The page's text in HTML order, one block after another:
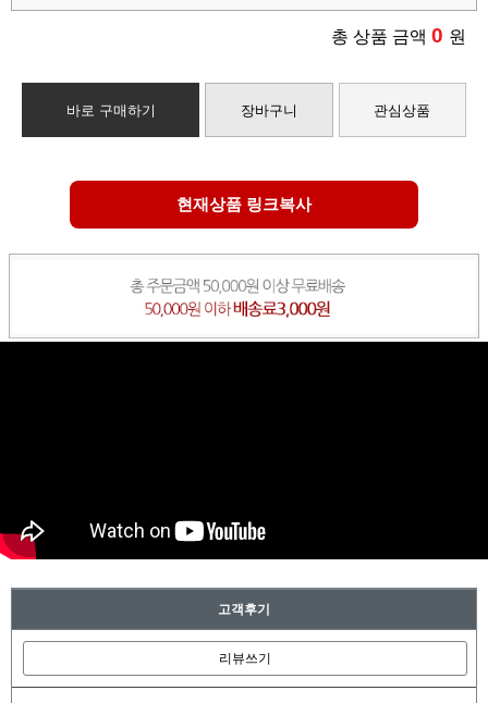
총 상품 금액 0 원
바로 구매하기 장바구니 관심상품
현재상품 링크복사
고객후기
리뷰쓰기